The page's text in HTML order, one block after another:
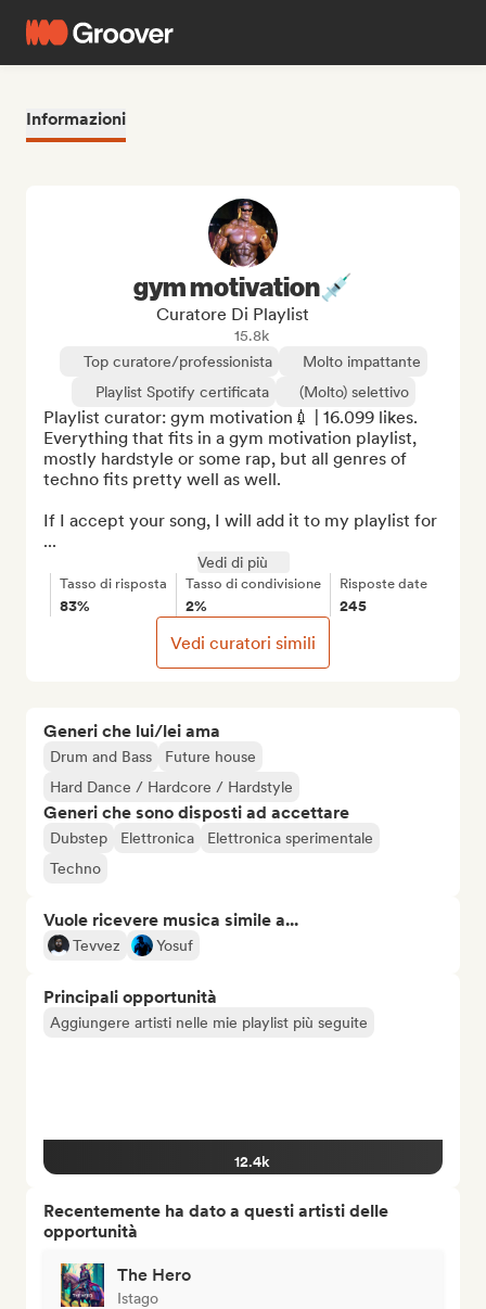
Informazioni
Generi che lui/lei ama
Drum and Bass
Future house
Hard Dance / Hardcore / Hardstyle
Generi che sono disposti ad accettare
Dubstep Elettronica
Elettronica sperimentale
Techno
Vuole ricevere musica simile a...
Tevvez Yosuf
Principali opportunità
Aggiungere artisti nelle mie playlist più seguite
12.4k
Recentemente ha dato a questi artisti delle
opportunità
The Hero
Istago
gym motivation💉
Curatore Di Playlist
15.8k
Top curatore/professionista
Molto impattante
Playlist Spotify certificata
(Molto) selettivo
Playlist curator: gym motivation💉 | 16.099 likes.
Everything that fits in a gym motivation playlist,
mostly hardstyle or some rap, but all genres of
techno fits pretty well as well.
If I accept your song, I will add it to my playlist for
...
Vedi di più
Tasso di risposta
83%
Tasso di condivisione
2%
Risposte date
245
Vedi curatori simili